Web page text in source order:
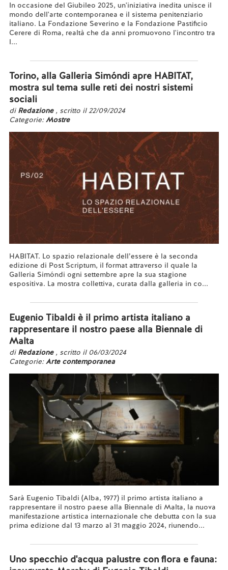
In occasione del Giubileo 2025, un'iniziativa inedita unisce il
mondo dell'arte contemporanea e il sistema penitenziario
italiano. La Fondazione Severino e la Fondazione Pastificio
Cerere di Roma, realtà che da anni promuovono l'incontro tra
l...
Torino, alla Galleria Simóndi apre HABITAT,
mostra sul tema sulle reti dei nostri sistemi
sociali
di Redazione , scritto il 22/09/2024
Categorie:Mostre
HABITAT. Lo spazio relazionale dell’essere è la seconda
edizione di Post Scriptum, il format attraverso il quale la
Galleria Simóndi ogni settembre apre la sua stagione
espositiva. La mostra collettiva, curata dalla galleria in co...
Eugenio Tibaldi è il primo artista italiano a
rappresentare il nostro paese alla Biennale di
Malta
di Redazione , scritto il 06/03/2024
Categorie:Arte contemporanea
Sarà Eugenio Tibaldi (Alba, 1977) il primo artista italiano a
rappresentare il nostro paese alla Biennale di Malta, la nuova
manifestazione artistica internazionale che debutta con la sua
prima edizione dal 13 marzo al 31 maggio 2024, riunendo...
Uno specchio d'acqua palustre con flora e fauna: